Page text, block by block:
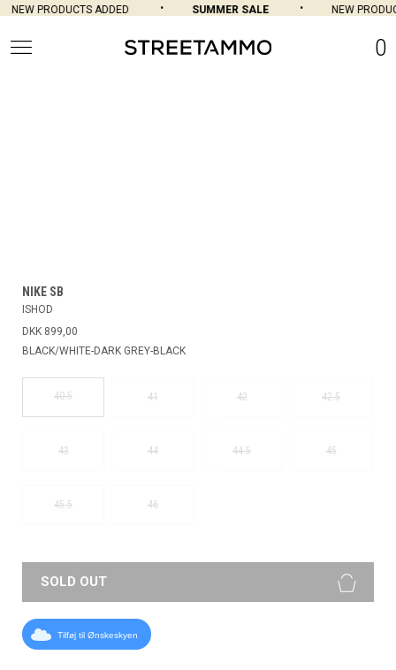
NEW PRODUCTS ADDED SUMMER SALE NEW
0
NIKE SB
ISHOD
DKK 899,00
BLACK/WHITE-DARK GREY-BLACK
40.5 41 42 42.5
43 44 44.5 45
45.5 46
SOLD OUT
Tilføj til Ønskeskyen